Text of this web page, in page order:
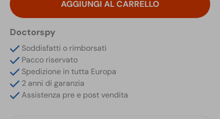
in
Porta
Monete
Auto
quantità
AGGIUNGI AL CARRELLO
Doctorspy
Soddisfatti o rimborsati
Pacco riservato
Spedizione in tutta Europa
2 anni di garanzia
Assistenza pre e post vendita